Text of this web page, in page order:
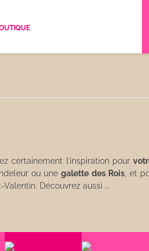
certainement l’inspiration pour
ou unegalette des Rois, et
Valentin. Découvrez aussi ...